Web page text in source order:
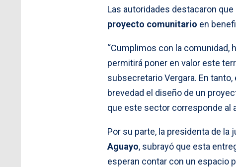
Las autoridades destacaron
proyecto comunitario en
“Cumplimos con la comunidad,
permitirá poner en valor este
subsecretario Vergara. En
brevedad el diseño de un
que este sector corresponde al
Por su parte, la presidenta de la
Aguayo, subrayó que esta
esperan contar con un espacio